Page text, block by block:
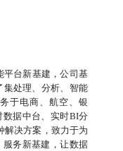
平台新基建，公司基
集处理、分析、智能
于电商、航空、银
数据中台、实时BI分
解决方案，致力于为
务新基建，让数据